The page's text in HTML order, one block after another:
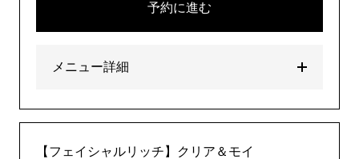
予約に進む
メニュー詳細
【フェイシャルリッチ】クリア＆モイ